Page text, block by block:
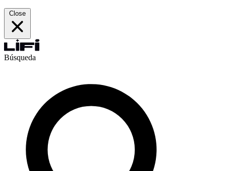
Close
Búsqueda